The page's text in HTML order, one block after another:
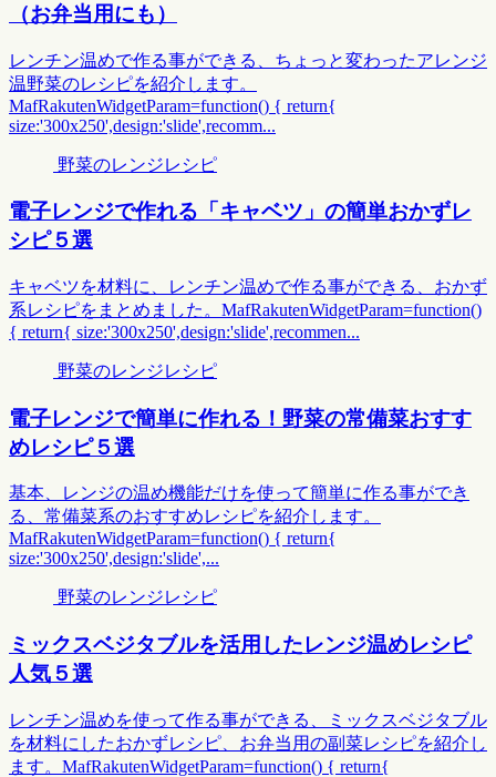
（お弁当用にも）
レンチン温めで作る事ができる、ちょっと変わったアレンジ
温野菜のレシピを紹介します。
MafRakutenWidgetParam=function() { return{
size:'300x250',design:'slide',recomm...
野菜のレンジレシピ
電子レンジで作れる「キャベツ」の簡単おかずレ
シピ５選
キャベツを材料に、レンチン温めで作る事ができる、おかず
系レシピをまとめました。MafRakutenWidgetParam=function()
{ return{ size:'300x250',design:'slide',recommen...
野菜のレンジレシピ
電子レンジで簡単に作れる！野菜の常備菜おすす
めレシピ５選
基本、レンジの温め機能だけを使って簡単に作る事ができ
る、常備菜系のおすすめレシピを紹介します。
MafRakutenWidgetParam=function() { return{
size:'300x250',design:'slide',...
野菜のレンジレシピ
ミックスベジタブルを活用したレンジ温めレシピ
人気５選
レンチン温めを使って作る事ができる、ミックスベジタブル
を材料にしたおかずレシピ、お弁当用の副菜レシピを紹介し
ます。MafRakutenWidgetParam=function() { return{